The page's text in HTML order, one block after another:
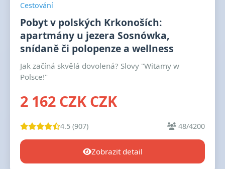
Cestování
Pobyt v polských Krkonoších:
apartmány u jezera Sosnówka,
snídaně či polopenze a wellness
Jak začíná skvělá dovolená? Slovy "Witamy w
Polsce!"
2 162 CZK CZK
4.5 (907) 48/4200
Zobrazit detail